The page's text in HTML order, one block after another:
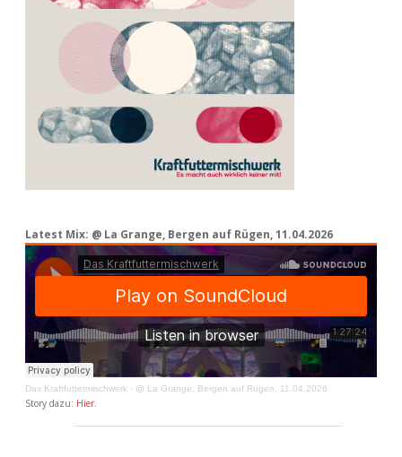
Latest Mix: @ La Grange, Bergen auf Rügen, 11.04.2026
Das Kraftfuttermischwerk · @ La Grange, Bergen auf Rügen, 11.04.2026
Story dazu: Hier.